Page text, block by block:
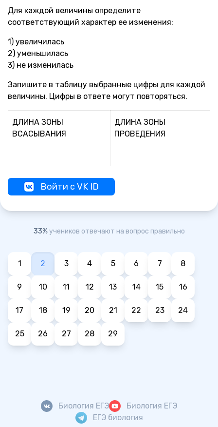
Для каждой величины определите
соответствующий характер ее изменения:
1) увеличилась
2) уменьшилась
3) не изменилась
Запишите в таблицу выбранные цифры для каждой
величины. Цифры в ответе могут повторяться.
ДЛИНА ЗОНЫ
ВСАСЫВАНИЯ
ДЛИНА ЗОНЫ
ПРОВЕДЕНИЯ
Войти с VK ID
33%учеников отвечают на вопрос правильно
1 2 3 4 5 6 7 8
9 10 11 12 13 14 15 16
17 18 19 20 21 22 23 24
25 26 27 28 29
Биология ЕГЭ
Биология ЕГЭ
ЕГЭ биология